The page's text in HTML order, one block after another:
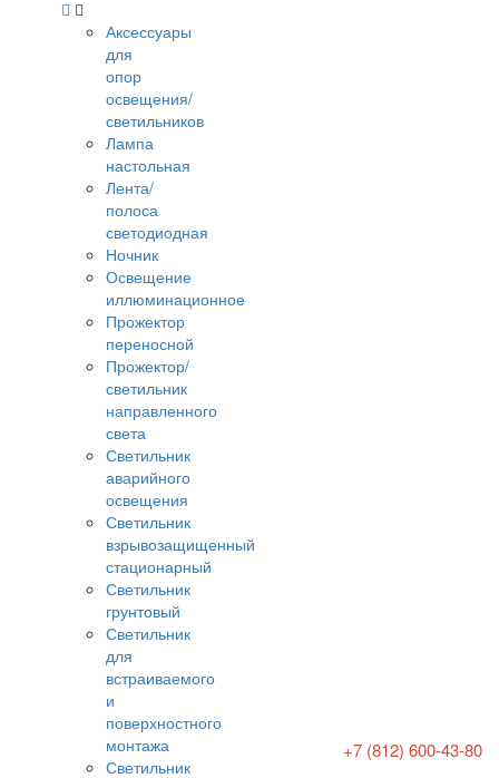
Аксессуары
для
опор
освещения/
светильников
Лампа
настольная
Лента/
полоса
светодиодная
Ночник
Освещение
иллюминационное
Прожектор
переносной
Прожектор/
светильник
направленного
света
Светильник
аварийного
освещения
Светильник
взрывозащищенный
стационарный
Светильник
грунтовый
Светильник
для
встраиваемого
и
поверхностного
монтажа
Светильник
+7 (812) 600-43-80